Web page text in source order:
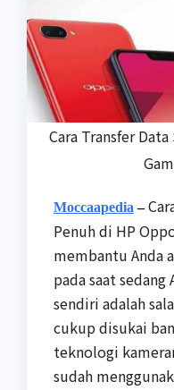
Cara Transfer
Moccaapedia –
Penuh di HP
membantu Anda
pada saat sedang
sendiri adalah
cukup disukai
teknologi
sudah